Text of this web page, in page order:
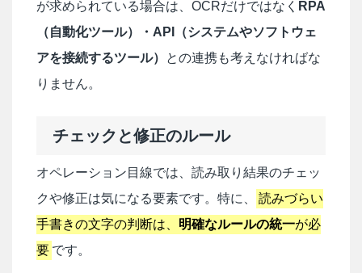
が求められている場合は、OCRだけではなく RPA
（自動化ツール）・API（システムやソフトウェ
アを接続するツール）
との連携も考えなければな
りません。
チェックと修正のルール
オペレーション目線では、読み取り結果のチェッ
クや修正は気になる要素です。特に、
読みづらい
手書きの文字の判断は、 明確なルールの統一が必
要 です。